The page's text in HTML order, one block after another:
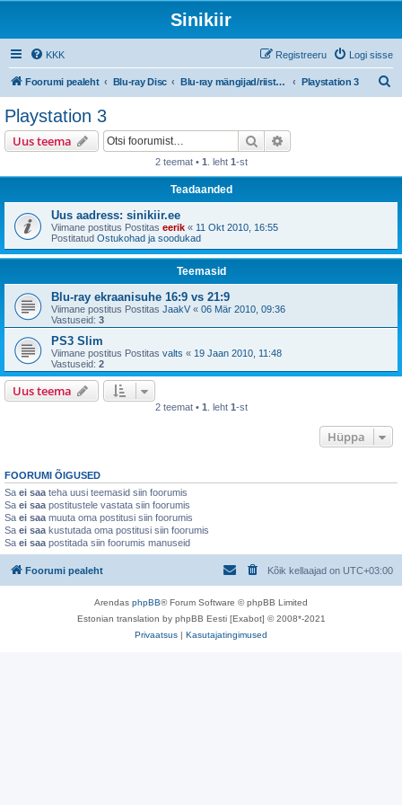
Sinikiir
KKK Logi sisse
Registreeru
Foorumi pealeht Blu-ray Disc Blu-ray mängijad/riistvara Playstation 3
Playstation 3
Uus teema Otsi
2 teemat • 1 . leht 1-st
Teadaanded
Uus aadress: sinikiir.ee
Viimane postitus Postitas eerik « 11 Okt 2010, 16:55
Postitatud Ostukohad ja soodukad
Teemasid
Blu-ray ekraanisuhe 16:9 vs 21:9
Viimane postitus Postitas JaakV « 06 Mär 2010, 09:36
Vastuseid: 3
PS3 Slim
Viimane postitus Postitas valts « 19 Jaan 2010, 11:48
Vastuseid: 2
Uus teema
2 teemat • 1 . leht 1-st
Hüppa
FOORUMI ÕIGUSED
Sa ei saa teha uusi teemasid siin foorumis
Sa ei saa postitustele vastata siin foorumis
Sa ei saa muuta oma postitusi siin foorumis
Sa ei saa kustutada oma postitusi siin foorumis
Sa ei saa postitada siin foorumis manuseid
Foorumi pealeht Kõik kellaajad on UTC+03:00
Arendas phpBB® Forum Software © phpBB Limited
Estonian translation by phpBB Eesti [Exabot] © 2008*-2021
Privaatsus | Kasutajatingimused